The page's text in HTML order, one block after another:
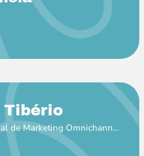
Tibério
de Marketing Omnichannel